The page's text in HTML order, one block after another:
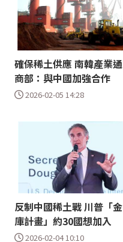
確保稀土供應 南韓產業通
商部：與中國加強合作
2026-02-05 14:28
反制中國稀土戰 川普「金
庫計畫」約30國想加入
2026-02-04 10:10